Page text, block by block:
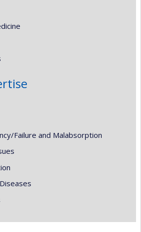
Failure and Malabsorption